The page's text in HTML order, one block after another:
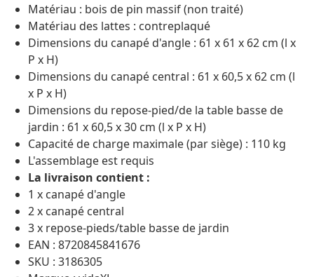
Matériau : bois de pin massif (non traité)
Matériau des lattes : contreplaqué
Dimensions du canapé d'angle : 61 x 61 x 62 cm (l x
P x H)
Dimensions du canapé central : 61 x 60,5 x 62 cm (l
x P x H)
Dimensions du repose-pied/de la table basse de
jardin : 61 x 60,5 x 30 cm (l x P x H)
Capacité de charge maximale (par siège) : 110 kg
L'assemblage est requis
La livraison contient :
1 x canapé d'angle
2 x canapé central
3 x repose-pieds/table basse de jardin
EAN : 8720845841676
SKU : 3186305